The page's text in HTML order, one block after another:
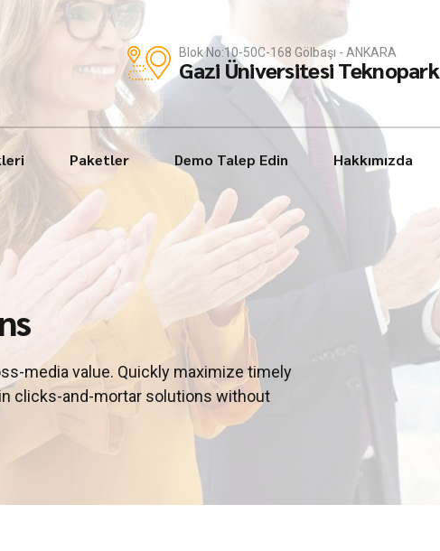
Blok No:10-50C-168 Gölbaşı - ANKARA
Gazi Üniversitesi Teknopark
Paketler Demo Talep Edin Hakkımızda
media value. Quickly maximize timely
clicks-and-mortar solutions without